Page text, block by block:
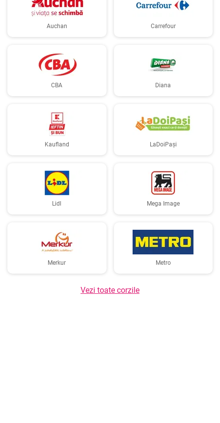
Auchan Carrefour
CBA Diana
Kaufland LaDoiPași
Lidl Mega Image
Merkur Metro
Vezi toate corzile